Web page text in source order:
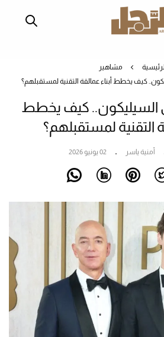
مشاهير
كيف يخطط أبناء عمالقة التقنية لمستقبلهم؟
السيليكون.. كيف يخطط
التقنية لمستقبلهم؟
أمنية ياسر 02 يونيو 2026